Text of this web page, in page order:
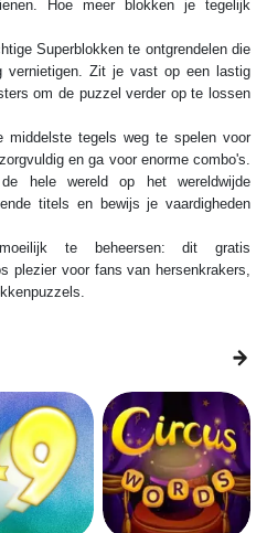
Hoe meer blokken je tegelijk
Superblokken te ontgrendelen die
vernietigen. Zit je vast op een lastig
om de puzzel verder op te lossen
tegels weg te spelen voor
en ga voor enorme combo's.
hele wereld op het wereldwijde
titels en bewijs je vaardigheden
te beheersen: dit gratis
plezier voor fans van hersenkrakers,